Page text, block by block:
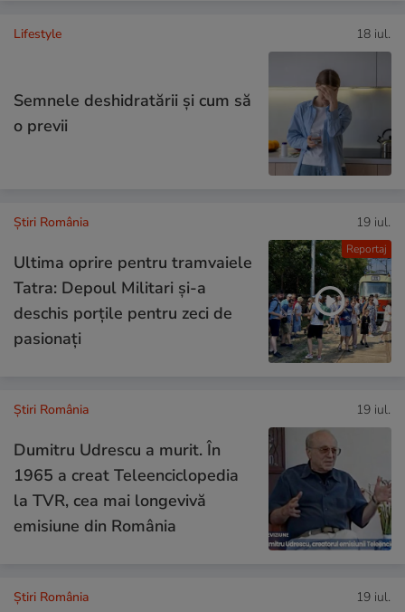
Lifestyle 18 iul.
Semnele deshidratării și cum să
o previi
Reportaj
Știri România 19 iul.
Ultima oprire pentru tramvaiele
Tatra: Depoul Militari și-a
deschis porțile pentru zeci de
pasionați
Știri România 19 iul.
Dumitru Udrescu a murit. În
1965 a creat Teleenciclopedia
la TVR, cea mai longevivă
emisiune din România
Știri România 19 iul.